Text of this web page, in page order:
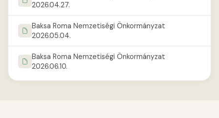
2026.04.27.
Baksa Roma Nemzetiségi Önkormányzat
2026.05.04.
Baksa Roma Nemzetiségi Önkormányzat
2026.06.10.